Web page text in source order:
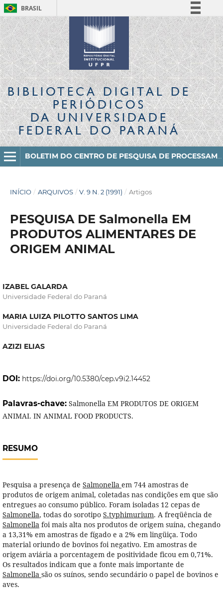
BRASIL
Simplifique!
Comunica BR
Participe
Acesso à informação
Legislação
Canais
BIBLIOTECA DIGITALDE
PERIÓDICOS
DA UNIVERSIDADE
FEDERAL DO PARANÁ
BOLETIM DO CENTRO DE PESQUISA DE PROCESSAMENTO DE ALIMENTOS
INÍCIO / ARQUIVOS / V. 9 N. 2 (1991) / Artigos
PESQUISA DE Salmonella EM
PRODUTOS ALIMENTARES DE
ORIGEM ANIMAL
IZABEL GALARDA
Universidade Federal do Paraná
MARIA LUIZA PILOTTO SANTOS LIMA
Universidade Federal do Paraná
AZIZI ELIAS
DOI: https://doi.org/10.5380/cep.v9i2.14452
Palavras-chave: Salmonella EM PRODUTOS DE ORIGEM
ANIMAI. IN ANIMAL FOOD PRODUCTS.
RESUMO
Pesquisa a presença de Salmonella em 744 amostras de
produtos de origem animal, coletadas nas condições em que são
entregues ao consumo público. Foram isoladas 12 cepas de
Salmonella, todas do sorotipo S.typhimurium. A freqüência de
Salmonellafoi mais alta nos produtos de origem suína, chegando
a 13,31% em amostras de fígado e a 2% em lingüiça. Todo
material oriundo de bovinos foi negativo. Em amostras de
origem aviária a porcentagem de positividade ficou em 0,71%.
Os resultados indicam que a fonte mais importante de
Salmonella são os suínos, sendo secundário o papel de bovinos e
aves.